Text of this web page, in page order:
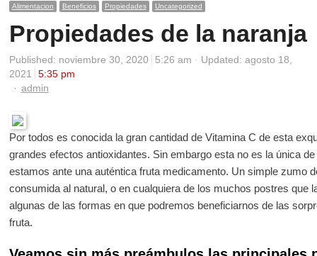
Alimentacion Beneficios Propiedades Uncategorized
Propiedades de la naranja
Published: noviembre 30, 2020 5:26 am
Updated: agosto 18,
2021
5:35 pm
Author
admin
Por todos es conocida la gran cantidad de Vitamina C de esta
grandes efectos antioxidantes. Sin embargo esta no es la única
estamos ante una auténtica fruta medicamento. Un simple zumo
consumida al natural, o en cualquiera de los muchos postres que
algunas de las formas en que podremos beneficiarnos de las
fruta.